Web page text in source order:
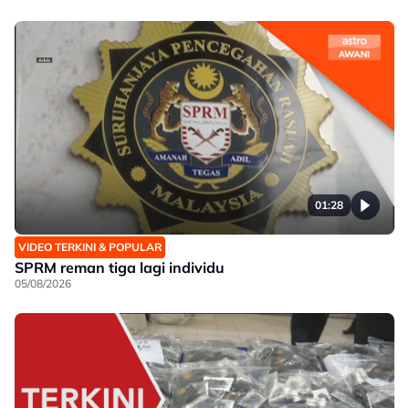
01:28
VIDEO TERKINI & POPULAR
SPRM reman tiga lagi individu
05/08/2026